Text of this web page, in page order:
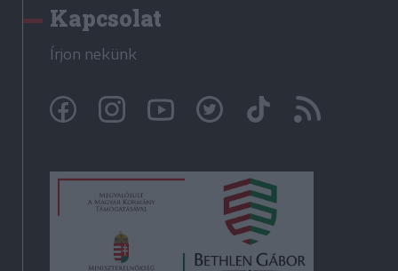
Kapcsolat
Írjon nekünk